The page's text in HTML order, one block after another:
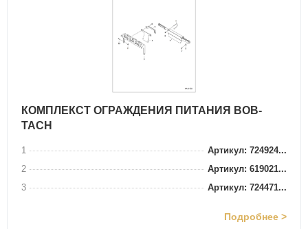
КОМПЛЕКСТ ОГРАЖДЕНИЯ ПИТАНИЯ BOB-
TACH
1
Артикул: 724924...
2
Артикул: 619021...
3
Артикул: 724471...
Подробнее >